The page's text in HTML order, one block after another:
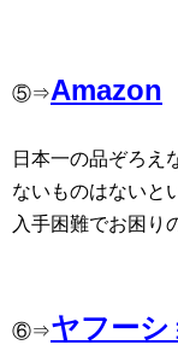
⑤⇒Amazon
日本一の品ぞろえ
ないものはないと
入手困難でお困り
⑥⇒ヤフー